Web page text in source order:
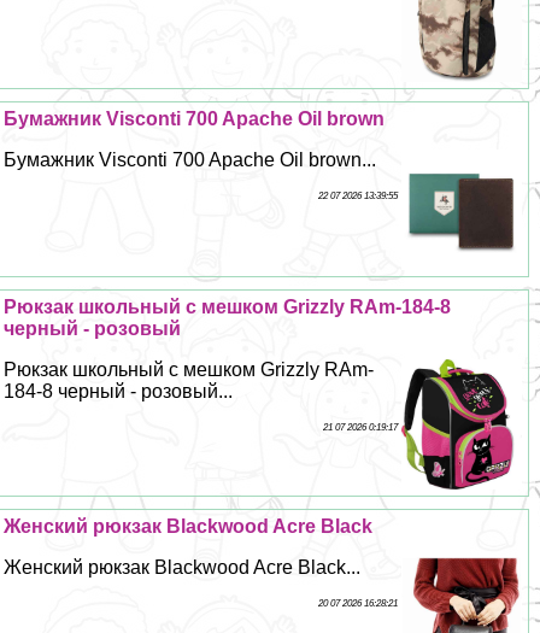
Бумажник Visconti 700 Apache Oil brown
Бумажник Visconti 700 Apache Oil brown...
22 07 2026 13:39:55
Рюкзак школьный с мешком Grizzly RAm-184-8
черный - розовый
Рюкзак школьный с мешком Grizzly RAm-
184-8 черный - розовый...
21 07 2026 0:19:17
Женский рюкзак Blackwood Acre Black
Женский рюкзак Blackwood Acre Black...
20 07 2026 16:28:21